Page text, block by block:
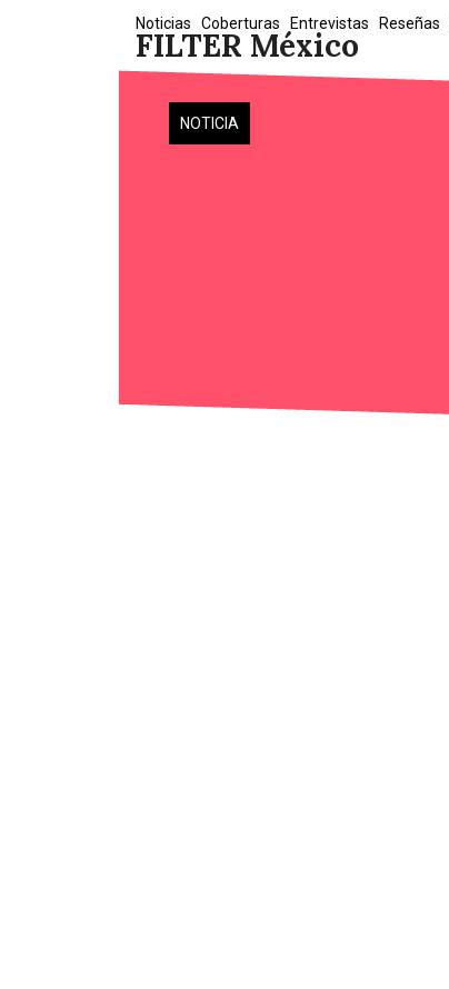
FILTER México
Noticias Coberturas Entrevistas Reseñas
NOTICIA